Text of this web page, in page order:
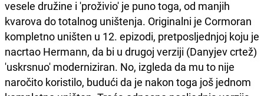
vesele družine i 'proživio' je puno toga, od manjih
kvarova do totalnog uništenja. Originalni je Cormoran
kompletno uništen u 12. epizodi, pretposljednjoj koju je
nacrtao Hermann, da bi u drugoj verziji (Danyjev crtež)
'uskrsnuo' moderniziran. No, izgleda da mu to nije
naročito koristilo, budući da je nakon toga još jednom